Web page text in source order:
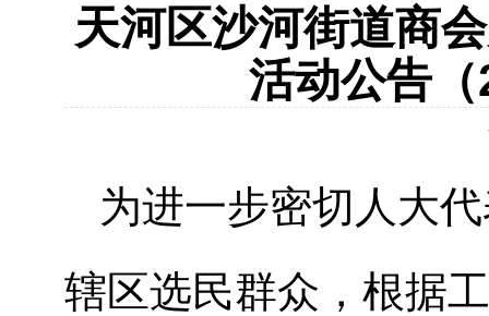
天河区沙河街道商
活动公告
为进一步密切人大
辖区选民群众，根据